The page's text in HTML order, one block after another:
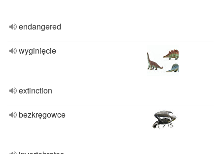
endangered
wyginięcie
extinction
bezkręgowce